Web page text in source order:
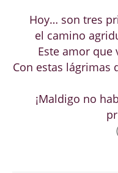
Hoy… son tres
el camino
Este amor que
Con estas lágrimas
¡Maldigo no